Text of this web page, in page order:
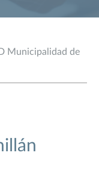
Municipalidad de